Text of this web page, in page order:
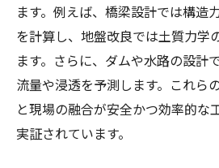
ます。例えば、橋梁設計では構造
を計算し、地盤改良では土質力学
ます。さらに、ダムや水路の設計
流量や浸透を予測します。これら
と現場の融合が安全かつ効率的な
実証されています。